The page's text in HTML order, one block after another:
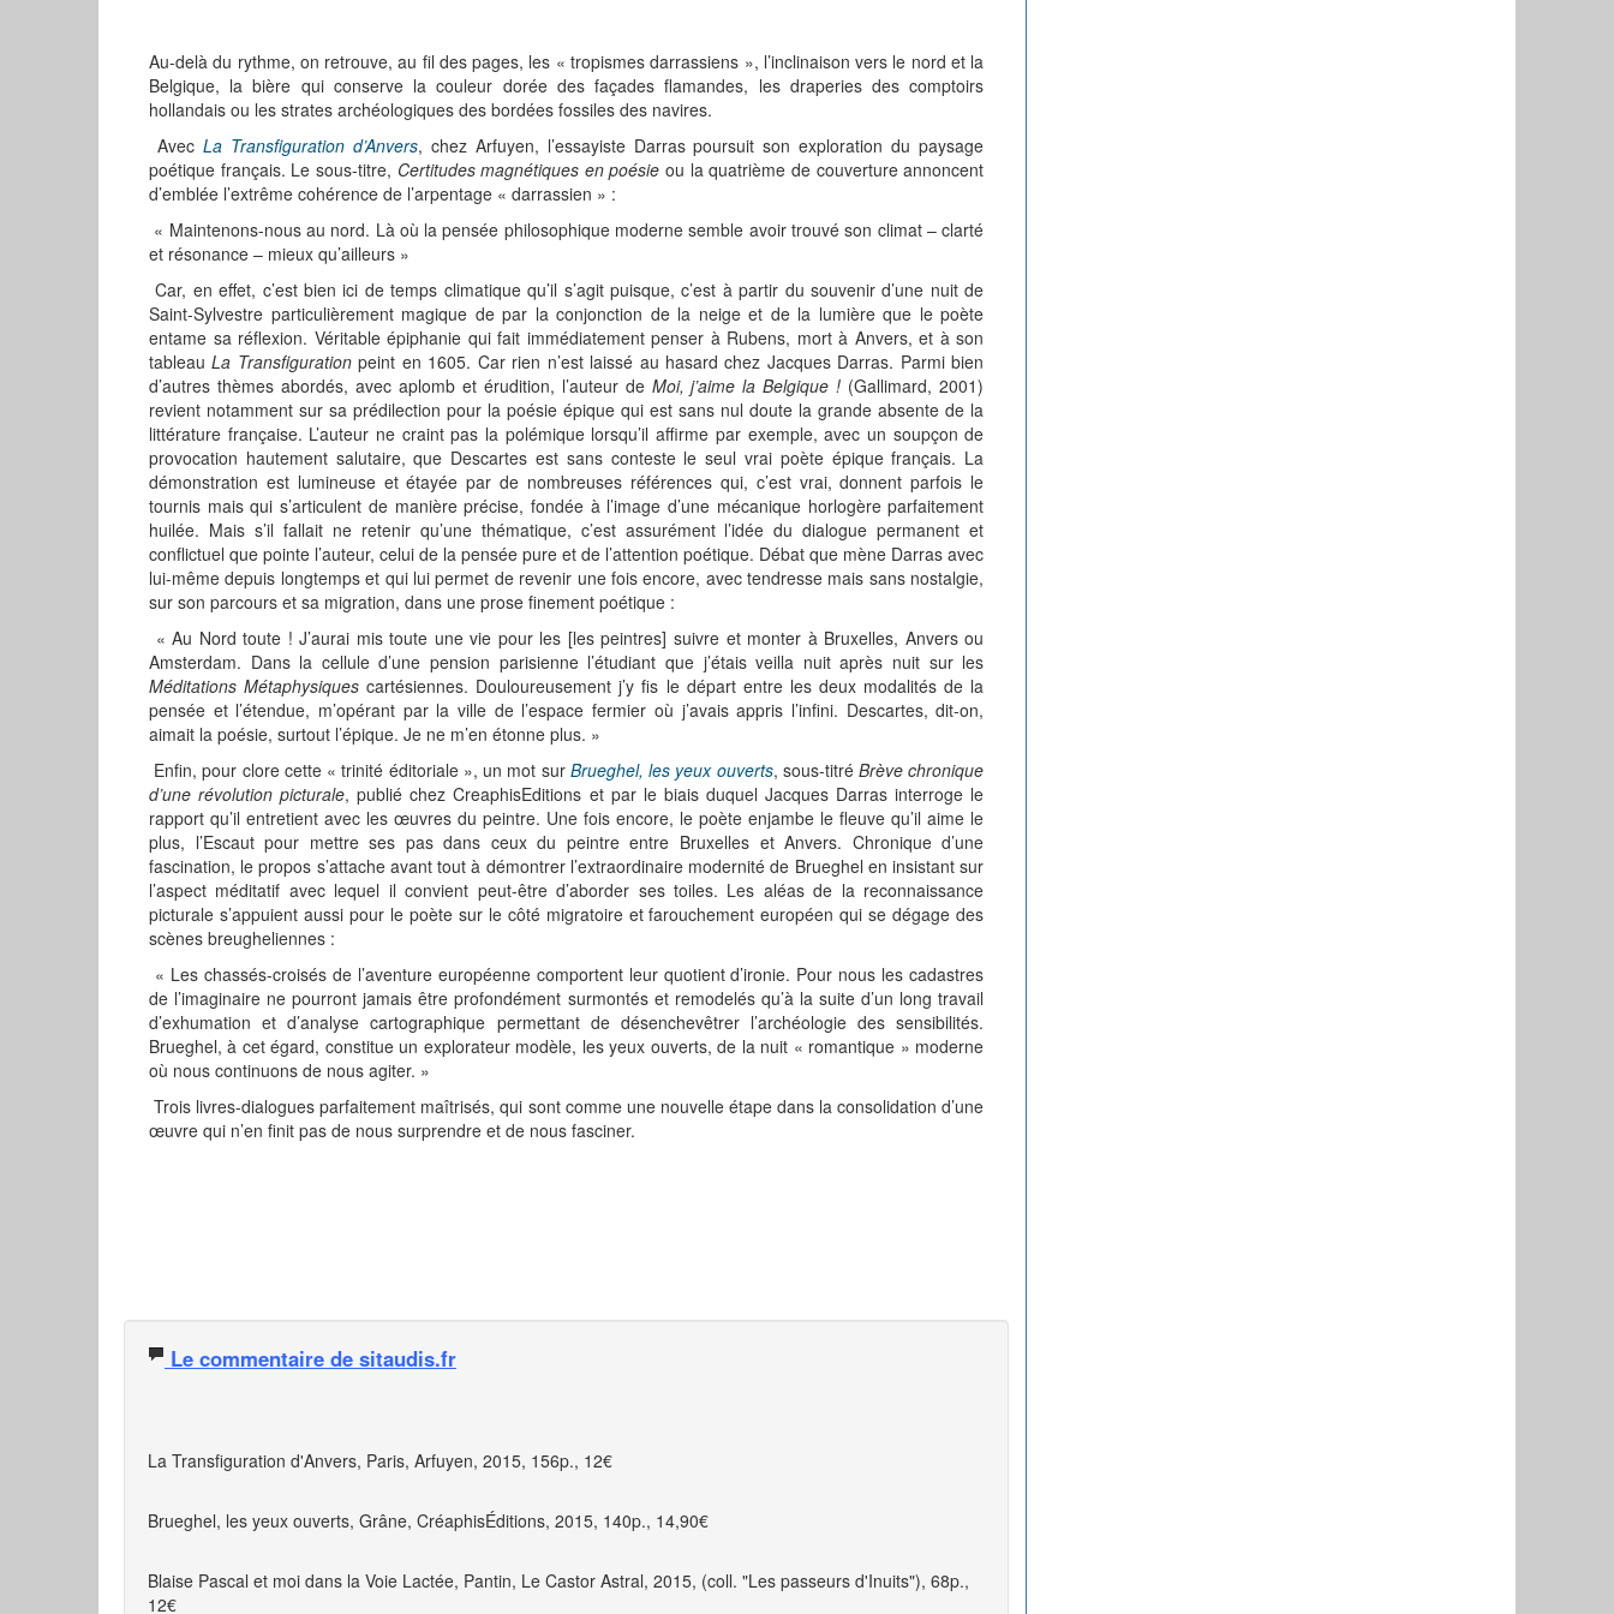
Au-delà du rythme, on retrouve, au fil des pages, les « tropismes darrassiens », l’inclinaison vers le nord et la
Belgique, la bière qui conserve la couleur dorée des façades flamandes, les draperies des comptoirs
hollandais ou les strates archéologiques des bordées fossiles des navires.
Avec La Transfiguration d’Anvers, chez Arfuyen, l’essayiste Darras poursuit son exploration du paysage
poétique français. Le sous-titre, Certitudes magnétiques en poésie ou la quatrième de couverture annoncent
d’emblée l’extrême cohérence de l’arpentage « darrassien » :
« Maintenons-nous au nord. Là où la pensée philosophique moderne semble avoir trouvé son climat – clarté
et résonance – mieux qu’ailleurs »
Car, en effet, c’est bien ici de temps climatique qu’il s’agit puisque, c’est à partir du souvenir d’une nuit de
Saint-Sylvestre particulièrement magique de par la conjonction de la neige et de la lumière que le poète
entame sa réflexion. Véritable épiphanie qui fait immédiatement penser à Rubens, mort à Anvers, et à son
tableauLa Transfigurationpeint en 1605. Car rien n’est laissé au hasard chez Jacques Darras. Parmi bien
d’autres thèmes abordés, avec aplomb et érudition, l’auteur de Moi, j’aime la Belgique ! (Gallimard, 2001)
revient notamment sur sa prédilection pour la poésie épique qui est sans nul doute la grande absente de la
littérature française. L’auteur ne craint pas la polémique lorsqu’il affirme par exemple, avec un soupçon de
provocation hautement salutaire, que Descartes est sans conteste le seul vrai poète épique français. La
démonstration est lumineuse et étayée par de nombreuses références qui, c’est vrai, donnent parfois le
tournis mais qui s’articulent de manière précise, fondée à l’image d’une mécanique horlogère parfaitement
huilée. Mais s’il fallait ne retenir qu’une thématique, c’est assurément l’idée du dialogue permanent et
conflictuel que pointe l’auteur, celui de la pensée pure et de l’attention poétique. Débat que mène Darras avec
lui-même depuis longtemps et qui lui permet de revenir une fois encore, avec tendresse mais sans nostalgie,
sur son parcours et sa migration, dans une prose finement poétique :
« Au Nord toute ! J’aurai mis toute une vie pour les [les peintres] suivre et monter à Bruxelles, Anvers ou
Amsterdam. Dans la cellule d’une pension parisienne l’étudiant que j’étais veilla nuit après nuit sur les
Méditations Métaphysiques cartésiennes. Douloureusement j’y fis le départ entre les deux modalités de la
pensée et l’étendue, m’opérant par la ville de l’espace fermier où j’avais appris l’infini. Descartes, dit-on,
aimait la poésie, surtout l’épique. Je ne m’en étonne plus. »
Enfin, pour clore cette « trinité éditoriale », un mot sur Brueghel, les yeux ouverts, sous-titréBrève chronique
d’une révolution picturale, publié chez CreaphisEditions et par le biais duquel Jacques Darras interroge le
rapport qu’il entretient avec les œuvres du peintre. Une fois encore, le poète enjambe le fleuve qu’il aime le
plus, l’Escaut pour mettre ses pas dans ceux du peintre entre Bruxelles et Anvers. Chronique d’une
fascination, le propos s’attache avant tout à démontrer l’extraordinaire modernité de Brueghel en insistant sur
l’aspect méditatif avec lequel il convient peut-être d’aborder ses toiles. Les aléas de la reconnaissance
picturale s’appuient aussi pour le poète sur le côté migratoire et farouchement européen qui se dégage des
scènes breugheliennes :
« Les chassés-croisés de l’aventure européenne comportent leur quotient d’ironie. Pour nous les cadastres
de l’imaginaire ne pourront jamais être profondément surmontés et remodelés qu’à la suite d’un long travail
d’exhumation et d’analyse cartographique permettant de désenchevêtrer l’archéologie des sensibilités.
Brueghel, à cet égard, constitue un explorateur modèle, les yeux ouverts, de la nuit « romantique » moderne
où nous continuons de nous agiter. »
Trois livres-dialogues parfaitement maîtrisés, qui sont comme une nouvelle étape dans la consolidation d’une
œuvre qui n’en finit pas de nous surprendre et de nous fasciner.
Le commentaire de sitaudis.fr
La Transfiguration d'Anvers, Paris, Arfuyen, 2015, 156p., 12€
Brueghel, les yeux ouverts, Grâne, CréaphisÉditions, 2015, 140p., 14,90€
Blaise Pascal et moi dans la Voie Lactée, Pantin, Le Castor Astral, 2015, (coll. "Les passeurs d'Inuits"), 68p.,
12€